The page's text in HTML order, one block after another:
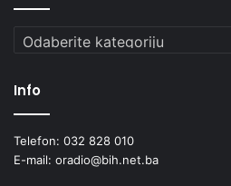
Kategorije
Info
Telefon: 032 828 010
E-mail: oradio@bih.net.ba